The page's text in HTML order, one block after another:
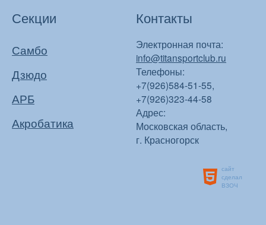
Контакты
Электронная почта:
info@titansportclub.ru
Телефоны:
+7(926)584-51-55,
+7(926)323-44-58
Адрес:
Московская область,
г. Красногорск
Секции
Самбо
Дзюдо
АРБ
Акробатика